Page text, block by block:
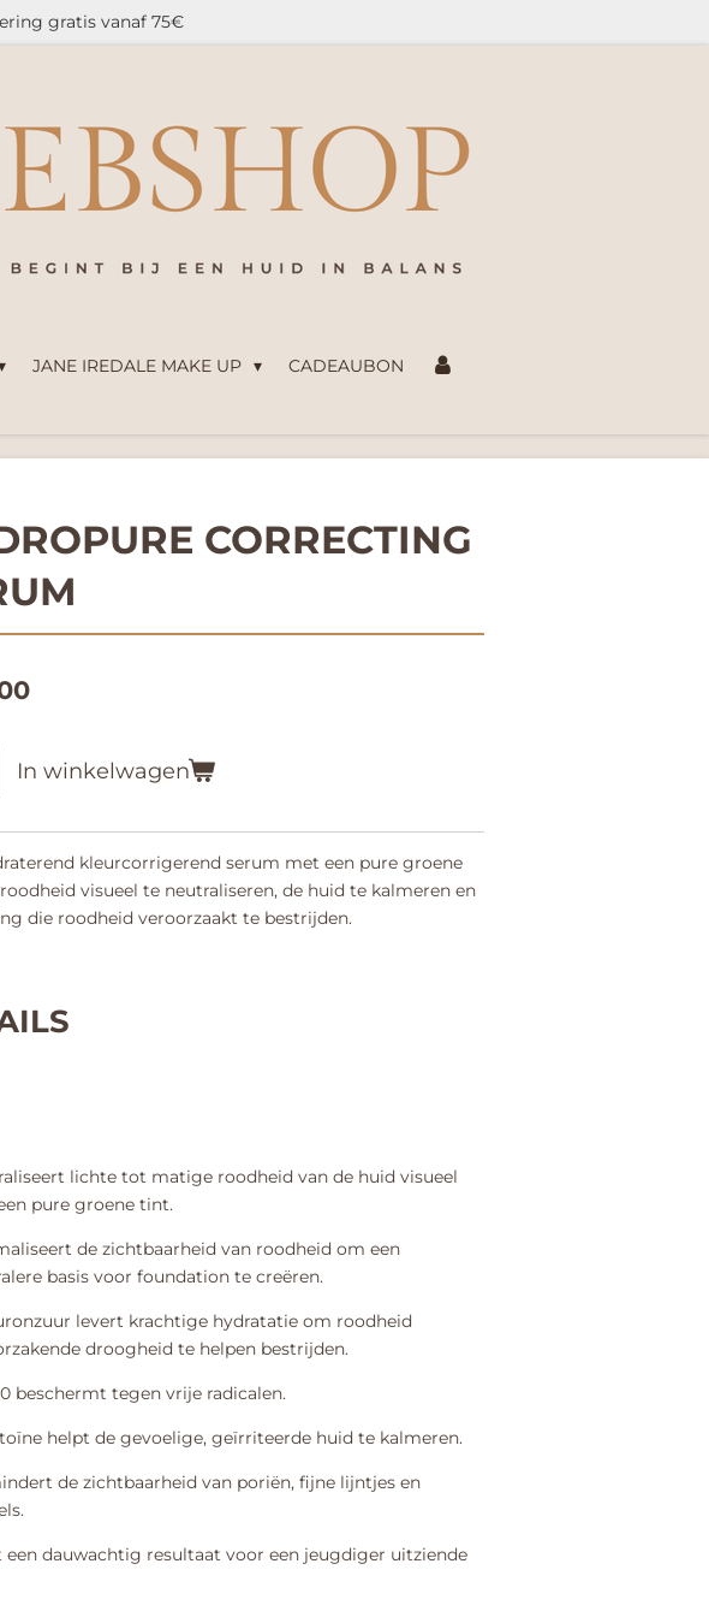
gratis vanaf 75€
JANE IREDALE MAKE UP CADEAUBON
CORRECTING
In winkelwagen
kleurcorrigerend serum met een pure groene
visueel te neutraliseren, de huid te kalmeren en
die roodheid veroorzaakt te bestrijden.
lichte tot matige roodheid van de huid visueel
pure groene tint.
de zichtbaarheid van roodheid om een
basis voor foundation te creëren.
levert krachtige hydratatie om roodheid
droogheid te helpen bestrijden.
beschermt tegen vrije radicalen.
helpt de gevoelige, geïrriteerde huid te kalmeren.
de zichtbaarheid van poriën, fijne lijntjes en
een dauwachtig resultaat voor een jeugdiger uitziende